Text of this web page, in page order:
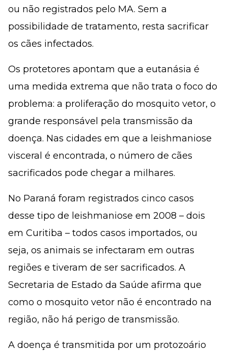
ou não registrados pelo MA. Sem a
possibilidade de tratamento, resta sacrificar
os cães infectados.
Os protetores apontam que a eutanásia é
uma medida extrema que não trata o foco do
problema: a proliferação do mosquito vetor, o
grande responsável pela transmissão da
doença. Nas cidades em que a leishmaniose
visceral é encontrada, o número de cães
sacrificados pode chegar a milhares.
No Paraná foram registrados cinco casos
desse tipo de leishmaniose em 2008 – dois
em Curitiba – todos casos importados, ou
seja, os animais se infectaram em outras
regiões e tiveram de ser sacrificados. A
Secretaria de Estado da Saúde afirma que
como o mosquito vetor não é encontrado na
região, não há perigo de transmissão.
A doença é transmitida por um protozoário